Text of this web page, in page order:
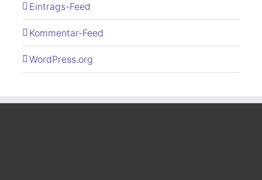
Eintrags-Feed
Kommentar-Feed
WordPress.org